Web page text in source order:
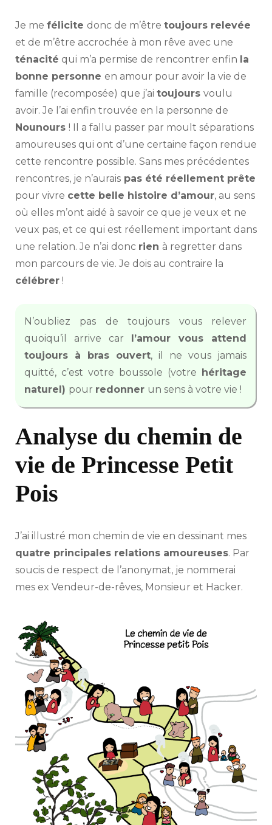
Je me félicite donc de m’être toujours relevée
et de m’être accrochée à mon rêve avec une
ténacité qui m’a permise de rencontrer enfin la
bonne personne en amour pour avoir la vie de
famille (recomposée) que j’ai toujours voulu
avoir. Je l’ai enfin trouvée en la personne de
Nounours ! Il a fallu passer par moult séparations
amoureuses qui ont d’une certaine façon rendue
cette rencontre possible. Sans mes précédentes
rencontres, je n’aurais pas été réellement prête
pour vivre cette belle histoire d’amour, au sens
où elles m’ont aidé à savoir ce que je veux et ne
veux pas, et ce qui est réellement important dans
une relation. Je n’ai donc rien à regretter dans
mon parcours de vie. Je dois au contraire la
célébrer !
N’oubliez pas de toujours vous relever
quoiqu’il arrive car l’amour vous attend
toujours à bras ouvert, il ne vous jamais
quitté, c’est votre boussole (votre héritage
naturel) pour redonner un sens à votre vie !
Analyse du chemin de
vie de Princesse Petit
Pois
J’ai illustré mon chemin de vie en dessinant mes
quatre principales relations amoureuses. Par
soucis de respect de l’anonymat, je nommerai
mes ex Vendeur-de-rêves, Monsieur et Hacker.